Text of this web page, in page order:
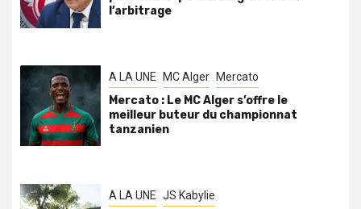
l’arbitrage
A LA UNE MC Alger Mercato
Mercato : Le MC Alger s’offre le
meilleur buteur du championnat
tanzanien
A LA UNE JS Kabylie